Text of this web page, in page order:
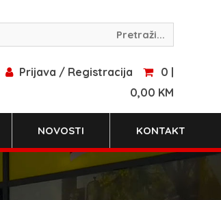
Prijava / Registracija
0 |
0,00 KM
NOVOSTI KONTAKT